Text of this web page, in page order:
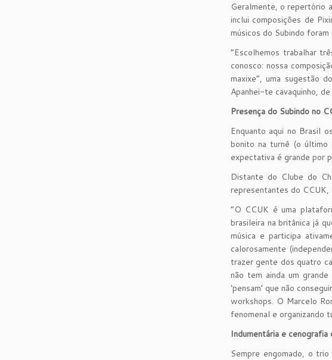
Geralmente, o repertório
inclui composições de
músicos do Subindo
“Escolhemos trabalhar
conosco: nossa
maxixe”, uma sugestão
Apanhei-te cavaquinho,
Presença do Subindo no
Enquanto aqui no Brasil
bonito na turnê (o último
expectativa é grande por
Distante do Clube do
representantes do CCUK,
“O CCUK é uma
brasileira na britânica já
música e participa
calorosamente
trazer gente dos quatro
não tem ainda um
‘pensam’ que não
workshops. O Marcelo
fenomenal e organizando
Indumentária e cenografia
Sempre engomado, o